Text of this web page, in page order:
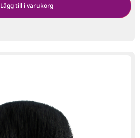
Lägg till i varukorg